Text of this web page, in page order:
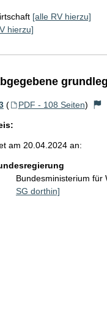
[alle RV hierzu]
hierzu]
( PDF - 108 Seiten)
am 20.04.2024 an:
Bundesministerium für
SG dorthin]